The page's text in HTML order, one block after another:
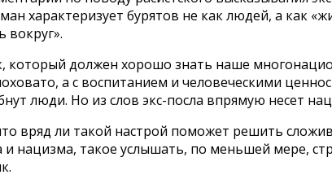
характеризует бурятов не как людей, а как
вокруг».
должен хорошо знать наше
а с воспитанием и человеческими
люди. Но из слов экс-посла впрямую несет
вряд ли такой настрой поможет решить
и нацизма, такое услышать, по меньшей мере,